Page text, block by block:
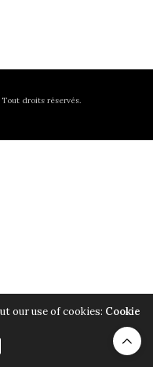
droits réservés.
our use of cookies: Cookie